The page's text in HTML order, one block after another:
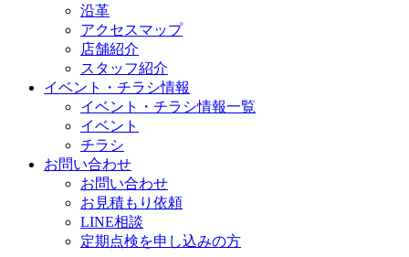
沿革
アクセスマップ
店舗紹介
スタッフ紹介
イベント・チラシ情報
イベント・チラシ情報一覧
イベント
チラシ
お問い合わせ
お問い合わせ
お見積もり依頼
LINE相談
定期点検を申し込みの方